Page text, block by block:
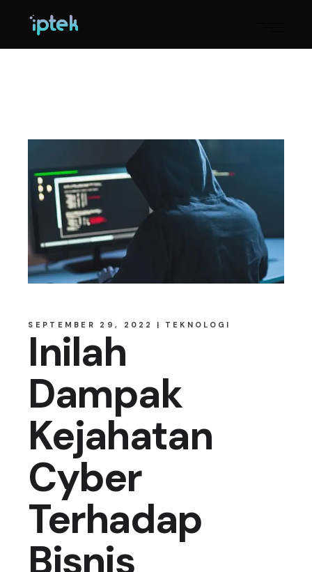
SEPTEMBER 29, 2022 TEKNOLOGI
Inilah
Dampak
Kejahatan
Cyber
Terhadap
Bisnis